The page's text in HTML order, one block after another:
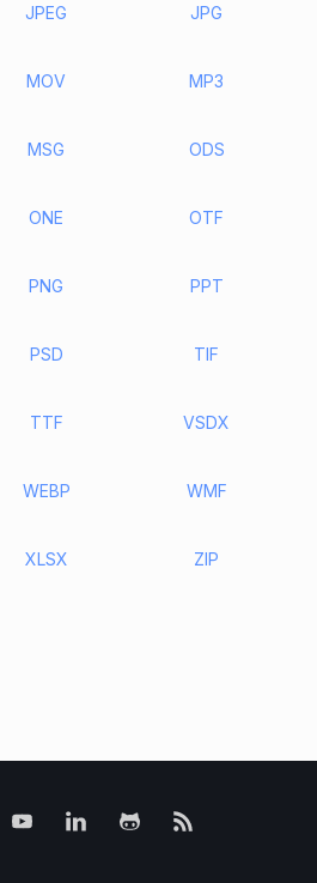
JPEG JPG
MOV MP3
MSG ODS
ONE OTF
PNG PPT
PSD TIF
TTF VSDX
WEBP WMF
XLSX ZIP